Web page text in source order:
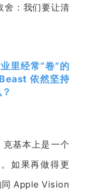
舍：我们要让清
里经常“卷”的
依然坚持
克基本上是一个
如果再做得更
同 Apple Vision